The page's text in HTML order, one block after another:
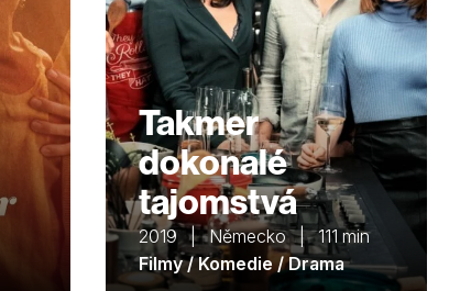
Takmer
dokonalé
tajomstvá
2019 | Německo | 111 min
Filmy / Komedie / Drama